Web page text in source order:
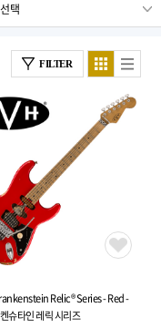
FILTER
Relic® Series - Red -
슈타인 레릭 시리즈